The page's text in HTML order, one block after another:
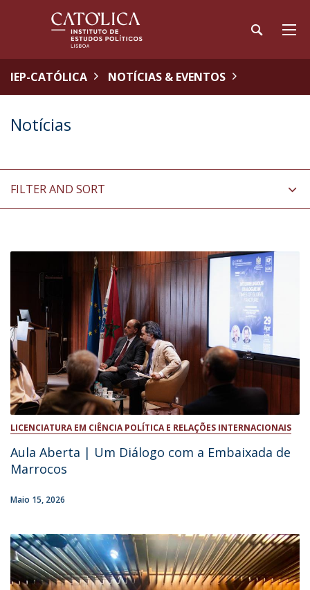
IEP-CATÓLICA NOTÍCIAS & EVENTOS
Notícias
FILTER AND SORT
LICENCIATURA EM CIÊNCIA POLÍTICA E RELAÇÕES INTERNACIONAIS
Aula Aberta | Um Diálogo com a Embaixada de
Marrocos
Maio 15, 2026